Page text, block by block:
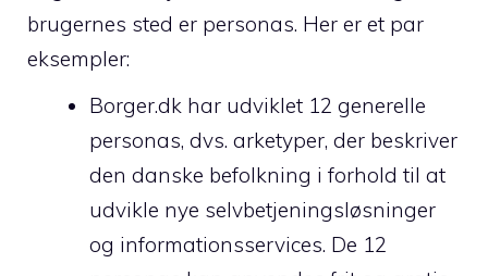
brugernes sted er personas. Her er et par
eksempler:
Borger.dk har udviklet 12 generelle
personas, dvs. arketyper, der beskriver
den danske befolkning i forhold til at
udvikle nye selvbetjeningsløsninger
og informationsservices. De 12